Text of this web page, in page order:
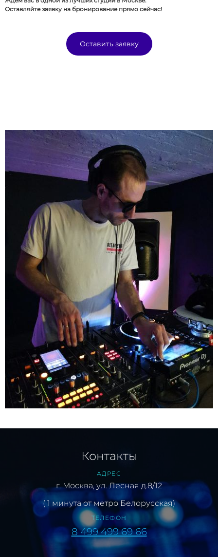
Оставляйте заявку на бронирование прямо сейчас!
Оставить заявку
Контакты
АДРЕС
г. Москва, ул. Лесная д.8/12
( 1 минута от метро Белорусская)
ТЕЛЕФОН
8 499 499 69 66